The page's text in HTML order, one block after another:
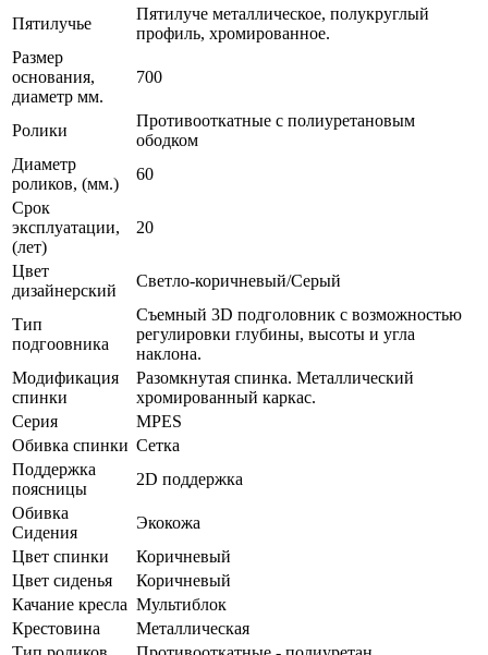
Пятилучье
Пятилуче металлическое, полукруглый
профиль, хромированное.
Размер
основания,
диаметр мм.
700
Ролики
Противооткатные с полиуретановым
ободком
Диаметр
роликов, (мм.)
60
Срок
эксплуатации,
(лет)
20
Цвет
дизайнерский
Светло-коричневый/Серый
Тип
подгоовника
Съемный 3D подголовник с возможностью
регулировки глубины, высоты и угла
наклона.
Модификация
спинки
Разомкнутая спинка. Металлический
хромированный каркас.
Серия
MPES
Обивка спинки Сетка
Поддержка
поясницы
2D поддержка
Обивка
Сидения
Экокожа
Цвет спинки
Коричневый
Цвет сиденья
Коричневый
Качание кресла Мультиблок
Крестовина
Металлическая